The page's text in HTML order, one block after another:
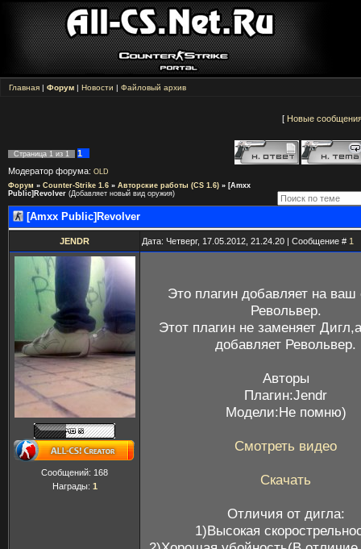
Главная | Форум | Новости | Файловый архив
[ Новые
Страница 1 из 1
1
Модератор форума: OLD
Форум » Counter-Strike 1.6 » Авторские работы (CS 1.6) » [Amxx
Public]Revolver (Добавляет новый вид оружия)
[Amxx Public]Revolver
JENDR Дата: Четверг, 17.05.2012, 21.24.20 | Сообщение # 1
Сообщений: 168
Награды: 1
Это плагин добавляет на ваш
Револьвер.
Этот плагин не заменяет
добавляет Револьвер.
Авторы
Плагин:Jendr
Модели:Не помню)
Смотреть видео
Скачать
Отличия от дигла:
1)Высокая